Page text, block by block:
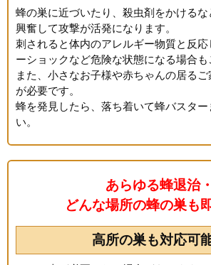
蜂の巣に近づいたり、殺虫剤をかけるな
興奮して攻撃が活発になります。
刺されると体内のアレルギー物質と反
ーショックなど危険な状態になる場合も
また、小さなお子様や赤ちゃんの居る
が必要です。
蜂を発見したら、落ち着いて蜂バスター
い。
あらゆる蜂退治・
どんな場所の蜂の巣も
高所の巣も対応可